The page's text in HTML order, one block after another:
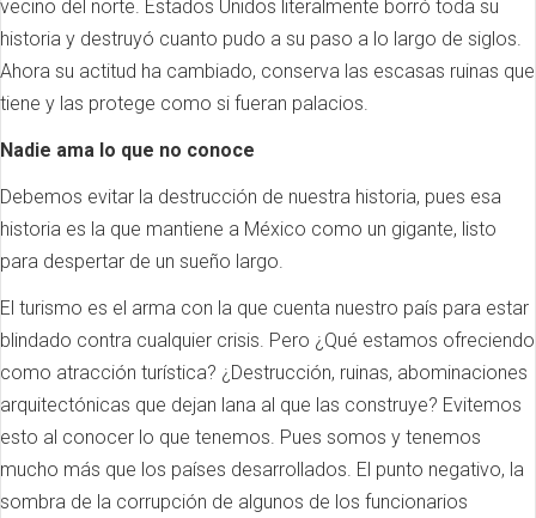
vecino del norte. Estados Unidos literalmente borró toda su
historia y destruyó cuanto pudo a su paso a lo largo de siglos.
Ahora su actitud ha cambiado, conserva las escasas ruinas que
tiene y las protege como si fueran palacios.
Nadie ama lo que no conoce
Debemos evitar la destrucción de nuestra historia, pues esa
historia es la que mantiene a México como un gigante, listo
para despertar de un sueño largo.
El turismo es el arma con la que cuenta nuestro país para estar
blindado contra cualquier crisis. Pero ¿Qué estamos ofreciendo
como atracción turística? ¿Destrucción, ruinas, abominaciones
arquitectónicas que dejan lana al que las construye? Evitemos
esto al conocer lo que tenemos. Pues somos y tenemos
mucho más que los países desarrollados. El punto negativo, la
sombra de la corrupción de algunos de los funcionarios